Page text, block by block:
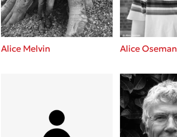
Alice Melvin Alice Oseman